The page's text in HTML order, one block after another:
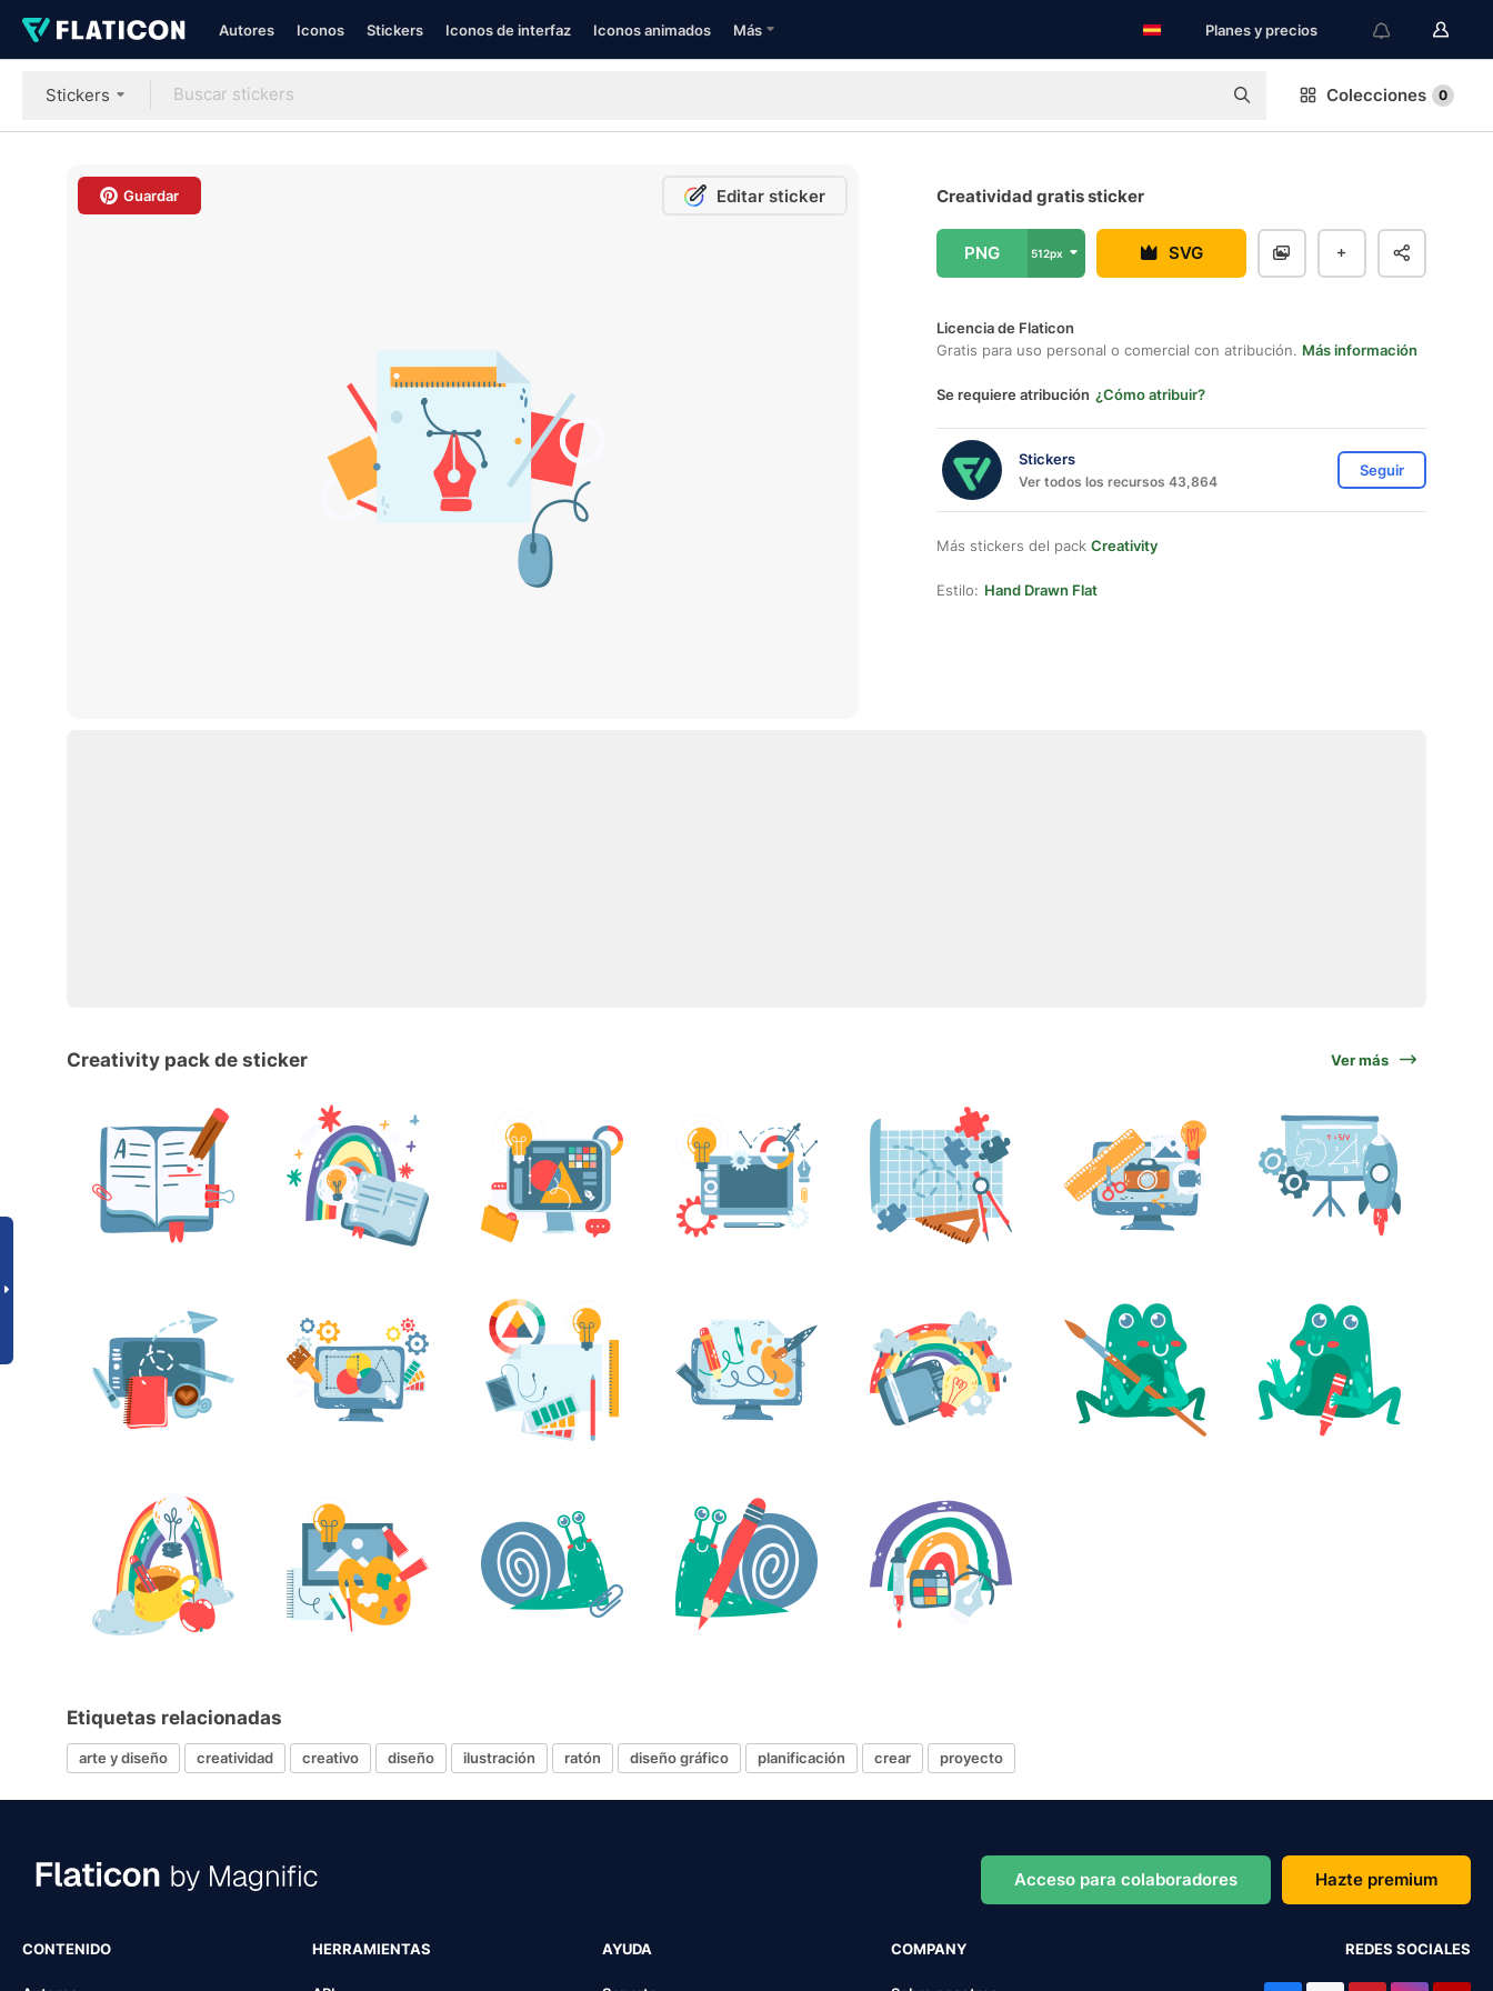
Autores Iconos Stickers Iconos de interfaz Iconos animados Más Planes y precios
Stickers Colecciones 0
Guardar Editar sticker Creatividad gratis sticker
PNG 512px SVG
Licencia de Flaticon
Gratis para uso personal o comercial con atribución. Más información
Se requiere atribución ¿Cómo atribuir?
Stickers
Ver todos los recursos 43,864
Seguir
Más stickers del pack Creativity
Estilo: Hand Drawn Flat
Creativity pack de sticker Ver más
Etiquetas relacionadas
arte y diseño creatividad creativo diseño ilustración ratón diseño gráfico planificación crear proyecto
Acceso para colaboradores Hazte premium
CONTENIDO HERRAMIENTAS AYUDA COMPANY REDES SOCIALES